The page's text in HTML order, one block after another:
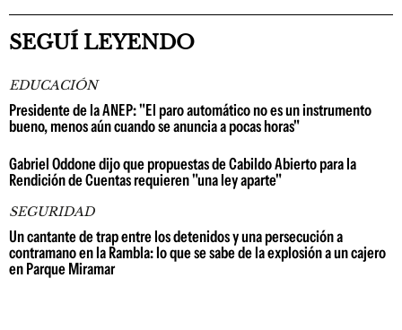
SEGUÍ LEYENDO
EDUCACIÓN
Presidente de la ANEP: "El paro automático no es un instrumento
bueno, menos aún cuando se anuncia a pocas horas"
Gabriel Oddone dijo que propuestas de Cabildo Abierto para la
Rendición de Cuentas requieren "una ley aparte"
SEGURIDAD
Un cantante de trap entre los detenidos y una persecución a
contramano en la Rambla: lo que se sabe de la explosión a un cajero
en Parque Miramar